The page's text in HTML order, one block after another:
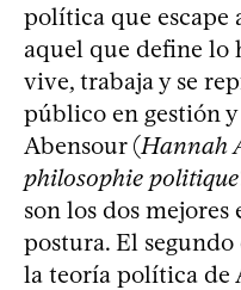
política que
aquel que define lo
vive, trabaja y se
público en gestión
Abensour (Hannah
philosophie
son los dos
postura. El
la teoría política de